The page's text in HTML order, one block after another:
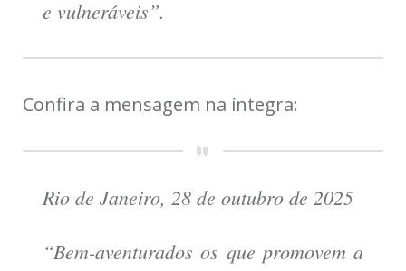
e vulneráveis”.
Confira a mensagem na íntegra:
Rio de Janeiro, 28 de outubro de 2025
“Bem-aventurados os que promovem a